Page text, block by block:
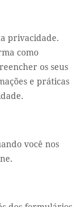
privacidade.
como
os seus
e práticas
você nos